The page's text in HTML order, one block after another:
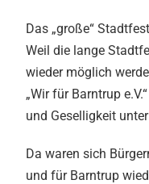
Das „große“
Weil die lange
wieder möglich
„Wir für Barntrup
und Geselligkeit
Da waren sich
und für Barntrup